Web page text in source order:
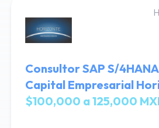
Consultor SAP S/
Capital Empresarial
$100,000 a 125,000